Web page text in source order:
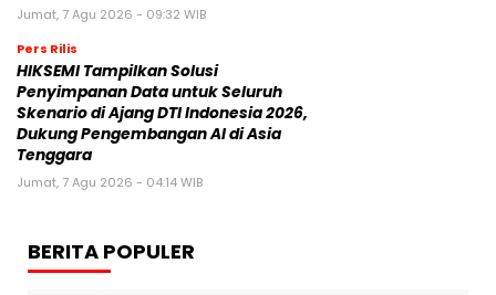
Jumat, 7 Agu 2026 - 09:32 WIB
Pers Rilis
HIKSEMI Tampilkan Solusi
Penyimpanan Data untuk Seluruh
Skenario di Ajang DTI Indonesia 2026,
Dukung Pengembangan AI di Asia
Tenggara
Jumat, 7 Agu 2026 - 04:14 WIB
BERITA POPULER